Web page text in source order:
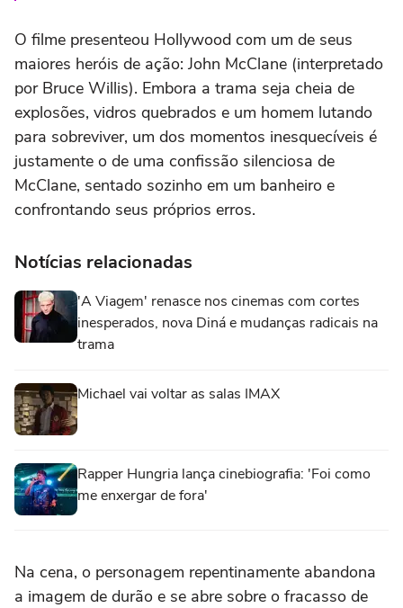
O filme presenteou Hollywood com um de seus
maiores heróis de ação: John McClane (interpretado
por Bruce Willis). Embora a trama seja cheia de
explosões, vidros quebrados e um homem lutando
para sobreviver, um dos momentos inesquecíveis é
justamente o de uma confissão silenciosa de
McClane, sentado sozinho em um banheiro e
confrontando seus próprios erros.
Notícias relacionadas
'A Viagem' renasce nos cinemas com cortes
inesperados, nova Diná e mudanças radicais na
trama
Michael vai voltar as salas IMAX
Rapper Hungria lança cinebiografia: 'Foi como
me enxergar de fora'
Na cena, o personagem repentinamente abandona
a imagem de durão e se abre sobre o fracasso de